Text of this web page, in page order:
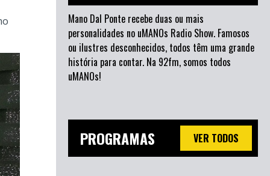
Mano Dal Ponte recebe duas ou mais
personalidades no uMANOs Radio Show. Famosos
ou ilustres desconhecidos, todos têm uma grande
história para contar. Na 92fm, somos todos
uMANOs!
PROGRAMAS VER TODOS